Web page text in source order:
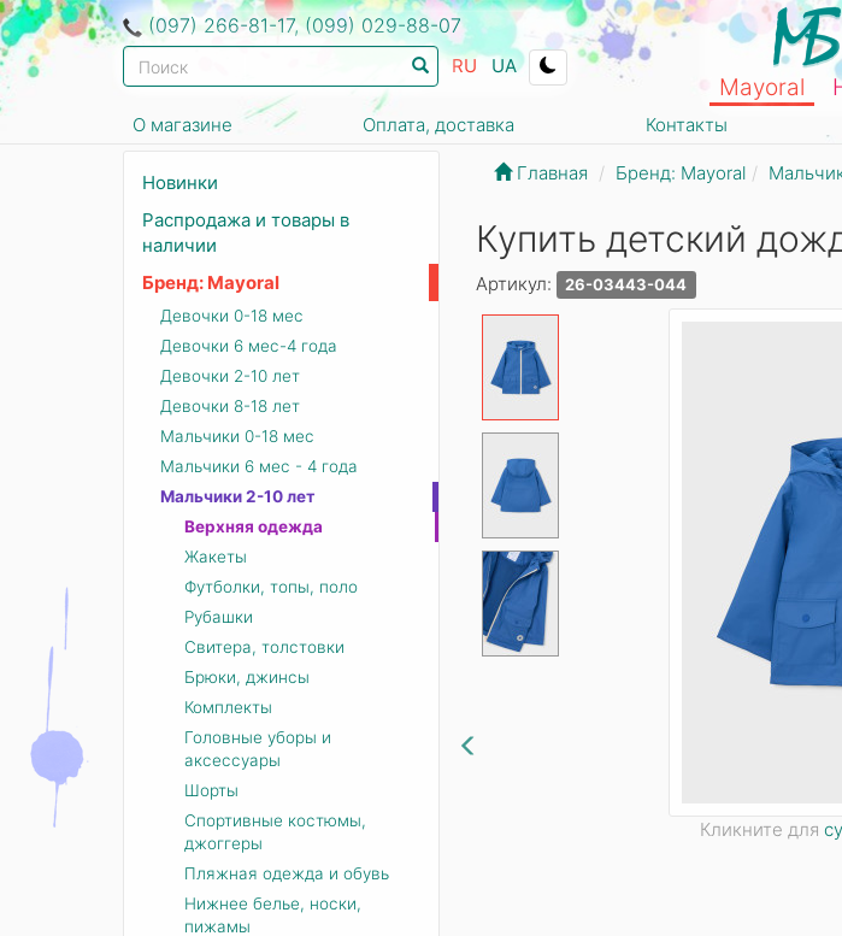
(097) 266-81-17, (099) 029-88-07
RU UA
Mayoral
О магазине Оплата, доставка Контакты
Главная Бренд: Mayoral
Купить детский
Артикул: 26-03443-044
Кликните для
Новинки
Распродажа и товары в
наличии
Бренд: Mayoral
Девочки 0-18 мес
Девочки 6 мес-4 года
Девочки 2-10 лет
Девочки 8-18 лет
Мальчики 0-18 мес
Мальчики 6 мес - 4 года
Мальчики 2-10 лет
Верхняя одежда
Жакеты
Футболки, топы, поло
Рубашки
Свитера, толстовки
Брюки, джинсы
Комплекты
Головные уборы и
аксессуары
Шорты
Спортивные костюмы,
джоггеры
Пляжная одежда и обувь
Нижнее белье, носки,
пижамы